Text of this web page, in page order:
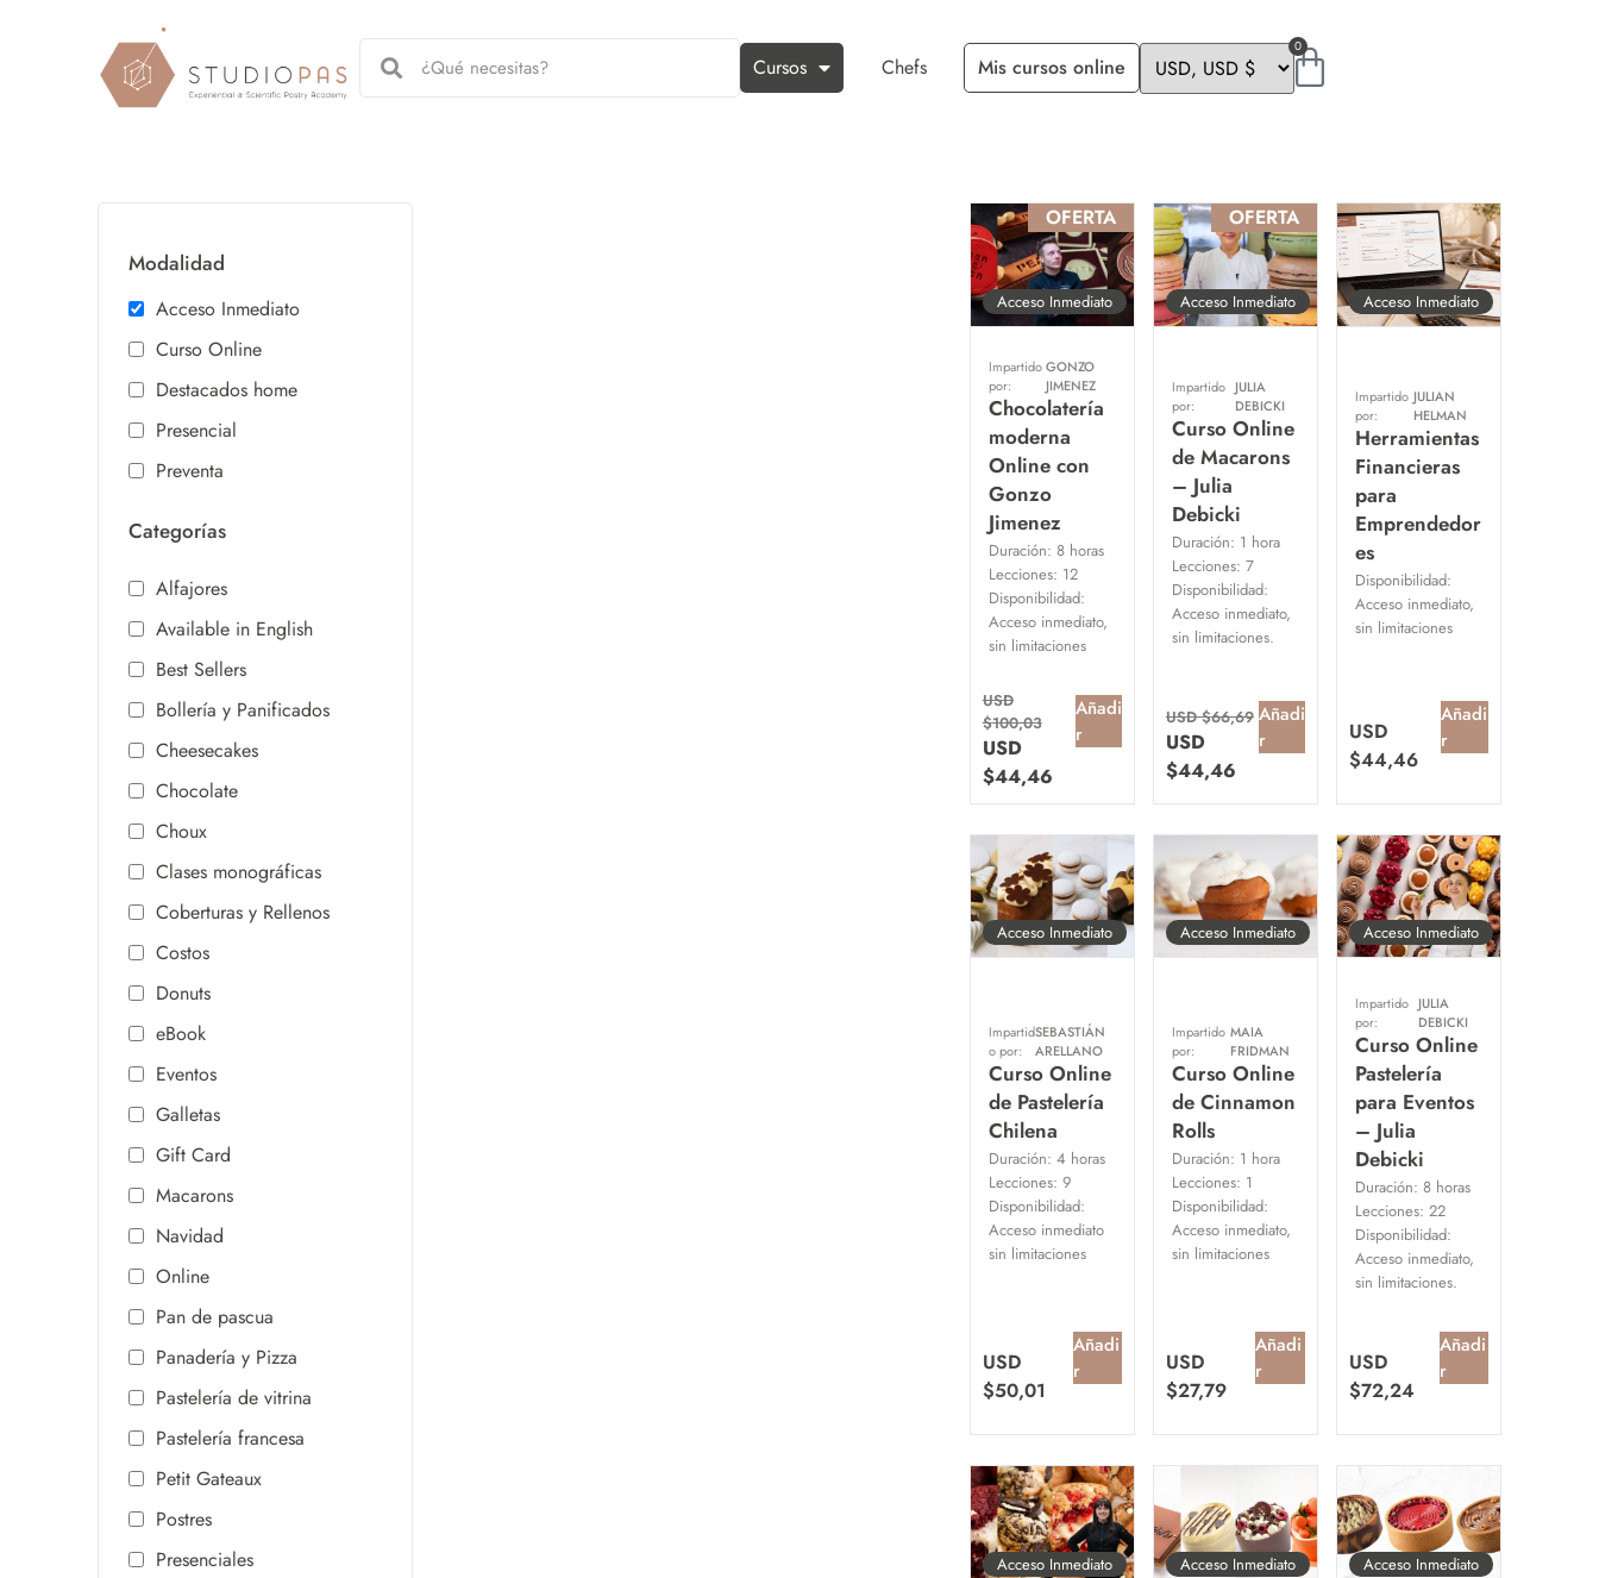
Cursos Chefs Mis cursos online
0
Modalidad
Acceso Inmediato
Curso Online
Destacados home
Presencial
Preventa
Categorías
Alfajores
Available in English
Best Sellers
Bollería y Panificados
Cheesecakes
Chocolate
Choux
Clases monográficas
Coberturas y Rellenos
Costos
Donuts
eBook
Eventos
Galletas
Gift Card
Macarons
Navidad
Online
Pan de pascua
Panadería y Pizza
Pastelería de vitrina
Pastelería francesa
Petit Gateaux
Postres
Presenciales
OFERTA
Acceso Inmediato
Impartido
por:
GONZO
JIMENEZ
Chocolatería
moderna
Online con
Gonzo
Jimenez
Duración: 8 horas
Lecciones: 12
Disponibilidad:
Acceso inmediato,
sin limitaciones
USD
$100,03
USD
$44,46
Añadi
r
OFERTA
Acceso Inmediato
Impartido
por:
JULIA
DEBICKI
Curso Online
de Macarons
– Julia
Debicki
Duración: 1 hora
Lecciones: 7
Disponibilidad:
Acceso inmediato,
sin limitaciones.
USD $66,69
USD
$44,46
Añadi
r
Acceso Inmediato
Impartido
por:
JULIAN
HELMAN
Herramientas
Financieras
para
Emprendedor
es
Disponibilidad:
Acceso inmediato,
sin limitaciones
USD
$44,46
Añadi
r
Acceso Inmediato
Impartid
o por:
SEBASTIÁN
ARELLANO
Curso Online
de Pastelería
Chilena
Duración: 4 horas
Lecciones: 9
Disponibilidad:
Acceso inmediato
sin limitaciones
USD
$50,01
Añadi
r
Acceso Inmediato
Impartido
por:
MAIA
FRIDMAN
Curso Online
de Cinnamon
Rolls
Duración: 1 hora
Lecciones: 1
Disponibilidad:
Acceso inmediato,
sin limitaciones
USD
$27,79
Añadi
r
Acceso Inmediato
Impartido
por:
JULIA
DEBICKI
Curso Online
Pastelería
para Eventos
– Julia
Debicki
Duración: 8 horas
Lecciones: 22
Disponibilidad:
Acceso inmediato,
sin limitaciones.
USD
$72,24
Añadi
r
Acceso Inmediato Acceso Inmediato Acceso Inmediato